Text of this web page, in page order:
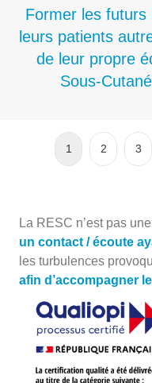
Former les
leurs patients
de leur propre
Sous-
1 2 3
La RESC n’est pas
un contact / écoute
les turbulences
afin d’accompagner